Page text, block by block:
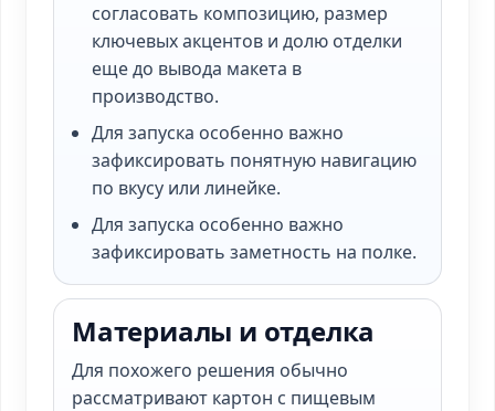
согласовать композицию, размер
ключевых акцентов и долю отделки
еще до вывода макета в
производство.
Для запуска особенно важно
зафиксировать понятную навигацию
по вкусу или линейке.
Для запуска особенно важно
зафиксировать заметность на полке.
Материалы и отделка
Для похожего решения обычно
рассматривают картон с пищевым